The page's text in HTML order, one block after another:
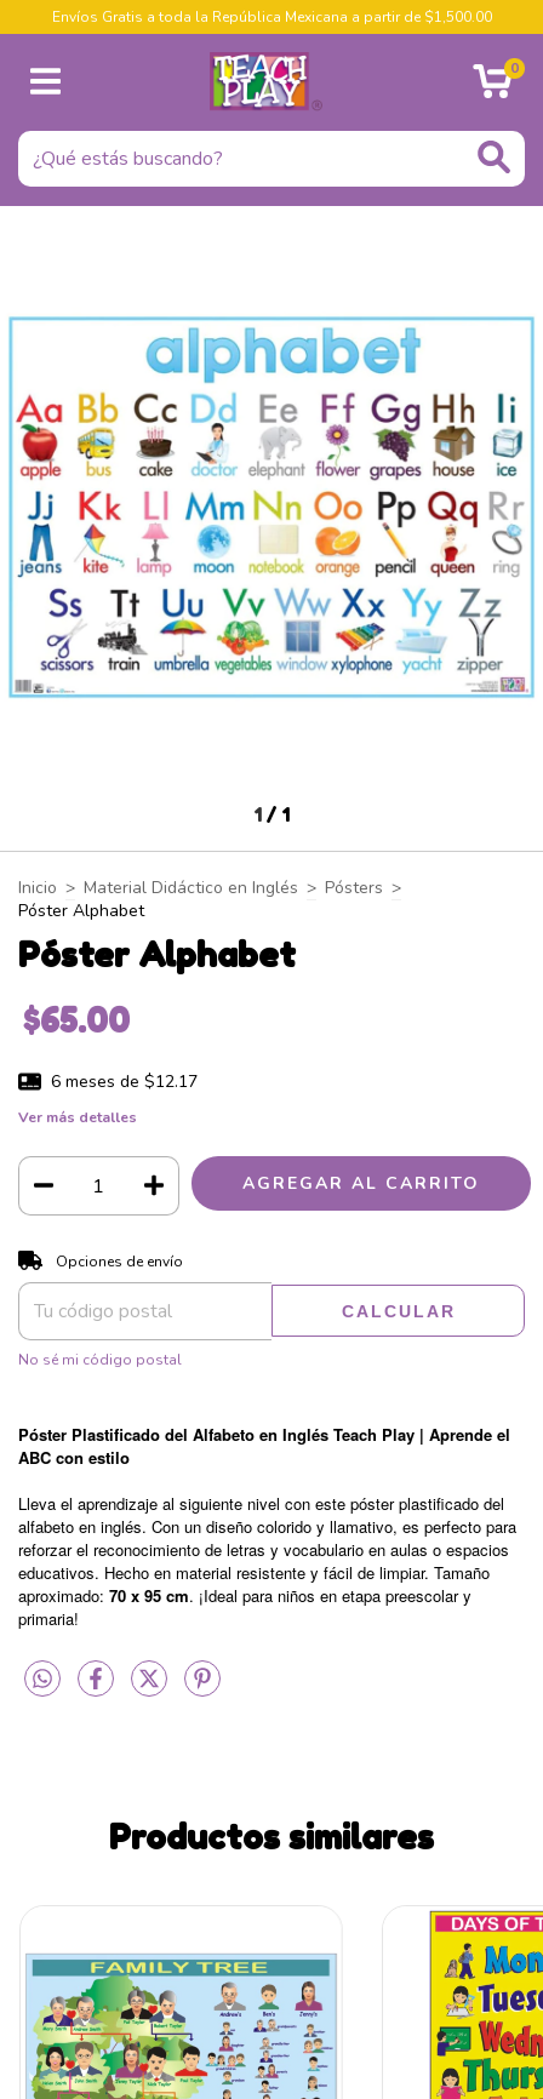
Envíos Gratis a toda la República Mexicana a partir de $1,500.00
0
1 / 1
Inicio > Material Didáctico en Inglés > Pósters >
Póster Alphabet
Póster Alphabet
$65.00
6 meses de $12.17
Ver más detalles
Entregas para el CP:
Opciones de envío
CALCULAR
No sé mi código postal
Póster Plastificado del Alfabeto en Inglés Teach Play | Aprende el
ABC con estilo
Lleva el aprendizaje al siguiente nivel con este póster plastificado del
alfabeto en inglés. Con un diseño colorido y llamativo, es perfecto para
reforzar el reconocimiento de letras y vocabulario en aulas o espacios
educativos. Hecho en material resistente y fácil de limpiar. Tamaño
aproximado: 70 x 95 cm. ¡Ideal para niños en etapa preescolar y
primaria!
Productos similares